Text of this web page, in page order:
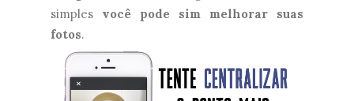
simples você pode sim melhorar suas
fotos.